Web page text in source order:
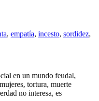
, empatía, incesto, sordidez,
en un mundo feudal,
tortura, muerte
no interesa, es